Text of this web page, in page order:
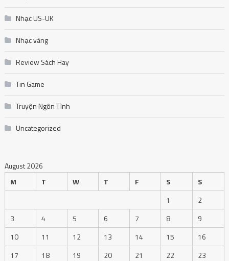
Nhạc US-UK
Nhạc vàng
Review Sách Hay
Tin Game
Truyện Ngôn Tình
Uncategorized
August 2026
M
T W T F S
S
1
2
3
4 5 6 7 8
9
10
11 12 13 14 15
16
17
18 19 20 21 22 23